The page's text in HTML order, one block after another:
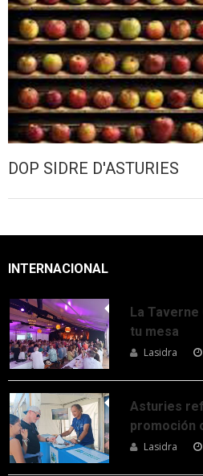
DOP SIDRE D'ASTURIES
INTERNACIONAL
La
tu mesa
Lasidra
Asturies
promoción
Lasidra